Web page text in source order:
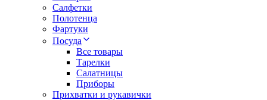
Салфетки
Полотенца
Фартуки
Посуда
Все товары
Тарелки
Салатницы
Приборы
Прихватки и рукавички